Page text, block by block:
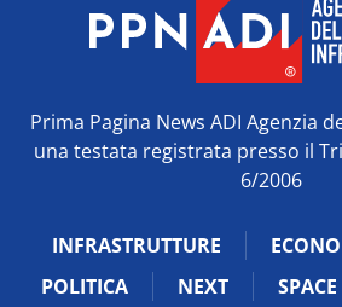
Prima Pagina News ADI Agenzia
una testata registrata presso il
6/2006
INFRASTRUTTURE
POLITICA
NEXT SPACE